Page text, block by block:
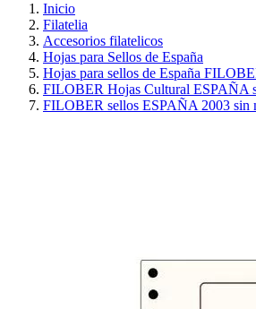
Inicio
Filatelia
Accesorios filatelicos
Hojas para Sellos de España
Hojas para sellos de España
FILOBER Hojas Cultural ESPAÑA
FILOBER sellos ESPAÑA 2003 sin